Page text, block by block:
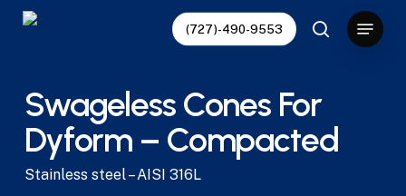
Skip
(727)-490-9553
search
Menu
Swageless Cones For
Dyform – Compacted
Stainless steel – AISI 316L